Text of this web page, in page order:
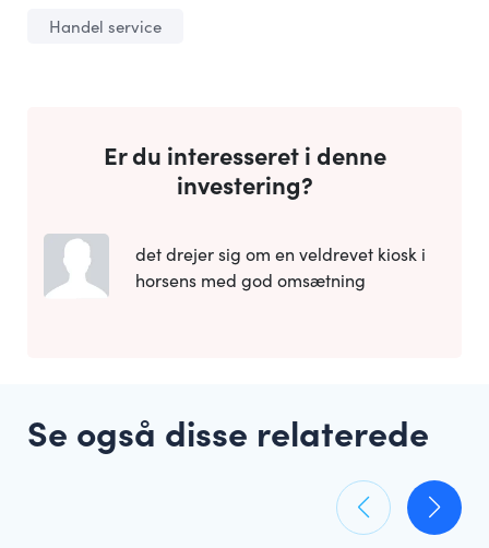
Handel service
Er du interesseret i denne
investering?
det drejer sig om en veldrevet kiosk i
horsens med god omsætning
Se også disse relaterede